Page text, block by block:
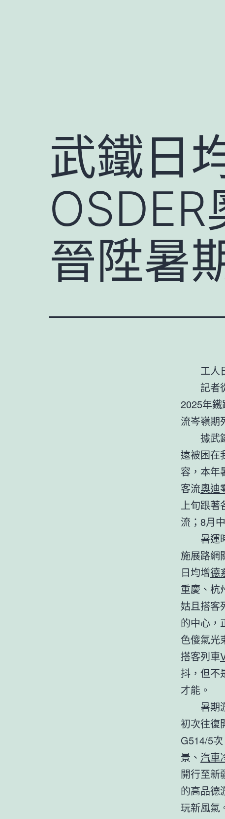
武鐵日
晉陞暑
工人
記者
2025年
流岑嶺期
據武
遠被困在
容，本年
客流奧迪
上旬跟著
流；8月
暑運
施展路網
日均增德
重慶、杭
姑且搭客
的中心，
色傻氣光
搭客列車
抖，但不
才能。
暑期
初次往復
G514/5
景、 汽車
開行至新
的高品德
玩新風氣